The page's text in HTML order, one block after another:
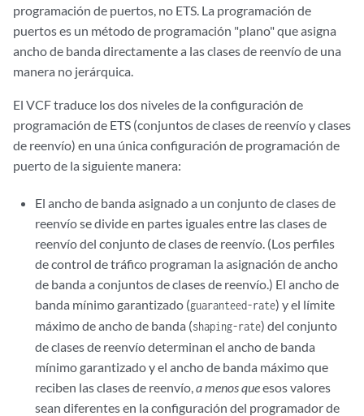
programación de puertos, no ETS. La programación de
puertos es un método de programación "plano" que asigna
ancho de banda directamente a las clases de reenvío de una
manera no jerárquica.
El VCF traduce los dos niveles de la configuración de
programación de ETS (conjuntos de clases de reenvío y clases
de reenvío) en una única configuración de programación de
puerto de la siguiente manera:
El ancho de banda asignado a un conjunto de clases de
reenvío se divide en partes iguales entre las clases de
reenvío del conjunto de clases de reenvío. (Los perfiles
de control de tráfico programan la asignación de ancho
de banda a conjuntos de clases de reenvío.) El ancho de
banda mínimo garantizado (guaranteed-rate) y el límite
máximo de ancho de banda (shaping-rate) del conjunto
de clases de reenvío determinan el ancho de banda
mínimo garantizado y el ancho de banda máximo que
reciben las clases de reenvío,a menos queesos valores
sean diferentes en la configuración del programador de